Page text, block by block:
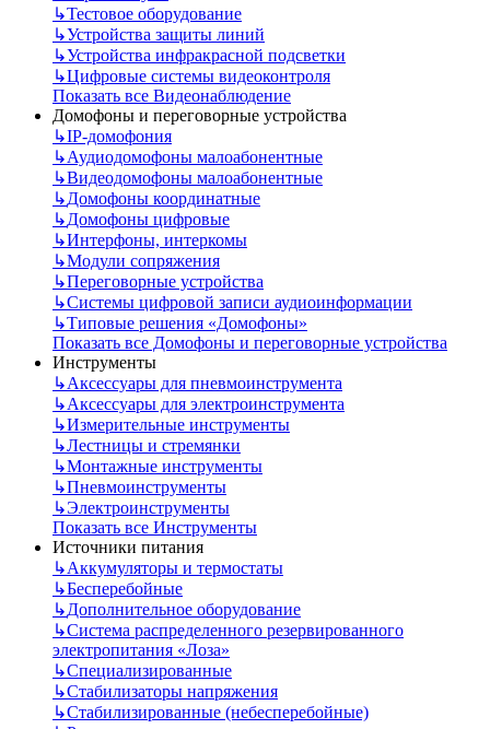
↳Тестовое оборудование
↳Устройства защиты линий
↳Устройства инфракрасной подсветки
↳Цифровые системы видеоконтроля
Показать все Видеонаблюдение
Домофоны и переговорные устройства
↳IP-домофония
↳Аудиодомофоны малоабонентные
↳Видеодомофоны малоабонентные
↳Домофоны координатные
↳Домофоны цифровые
↳Интерфоны, интеркомы
↳Модули сопряжения
↳Переговорные устройства
↳Системы цифровой записи аудиоинформации
↳Типовые решения «Домофоны»
Показать все Домофоны и переговорные устройства
Инструменты
↳Аксессуары для пневмоинструмента
↳Аксессуары для электроинструмента
↳Измерительные инструменты
↳Лестницы и стремянки
↳Монтажные инструменты
↳Пневмоинструменты
↳Электроинструменты
Показать все Инструменты
Источники питания
↳Аккумуляторы и термостаты
↳Бесперебойные
↳Дополнительное оборудование
↳Система распределенного резервированного
электропитания «Лоза»
↳Специализированные
↳Стабилизаторы напряжения
↳Стабилизированные (небесперебойные)